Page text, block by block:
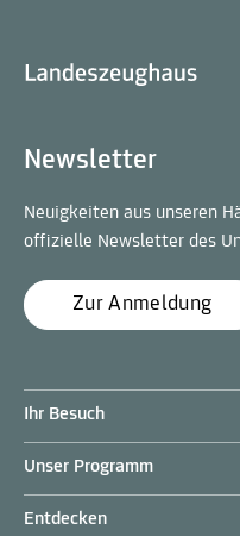
Newsletter
Neuigkeiten aus unseren
offizielle Newsletter des
Zur Anmeldung
Ihr Besuch
Unser Programm
Entdecken